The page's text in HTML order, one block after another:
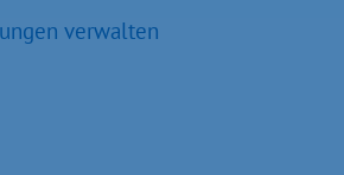
verwalten